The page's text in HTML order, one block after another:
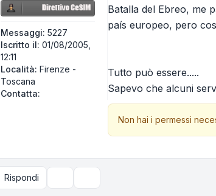
Messaggi: 5227
Iscritto il: 01/08/2005,
12:11
Località: Firenze -
Toscana
Contatta:
Contatta Centerfire
Batalla del Ebreo, me
país europeo, pero
Tutto può essere.....
Sapevo che alcuni
Non hai i permessi
Rispondi